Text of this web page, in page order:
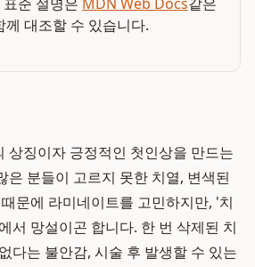
께 대조할 수 있습니다.
상징이자 긍정적인 첫인상을 만드는
은 분들이 고르지 못한 치열, 변색된
문에 라미네이트를 고민하지만, '치
서 망설이곤 합니다. 한 번 삭제된 치
다는 불안감, 시술 후 발생할 수 있는